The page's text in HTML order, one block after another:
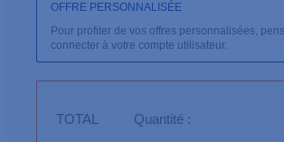
OFFRE PERSONNALISÉE
Pour profiter de vos offres personnalisées,
connecter à votre compte utilisateur.
TOTAL Quantité :